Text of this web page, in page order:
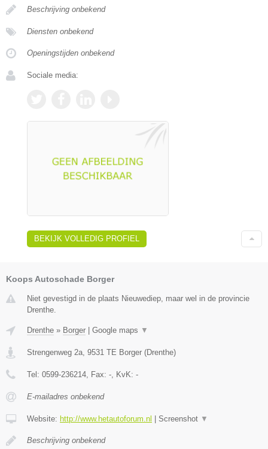
Beschrijving onbekend
Diensten onbekend
Openingstijden onbekend
Sociale media:
BEKIJK VOLLEDIG PROFIEL
Koops Autoschade Borger
Niet gevestigd in de plaats Nieuwediep, maar wel in de provincie
Drenthe.
Drenthe » Borger Google maps ▼
Strengenweg 2a 9531 TE Borger (Drenthe)
Tel: 0599-236214 , Fax: - , KvK: -
E-mailadres onbekend
Website: http://www.hetautoforum.nl Screenshot ▼
Beschrijving onbekend